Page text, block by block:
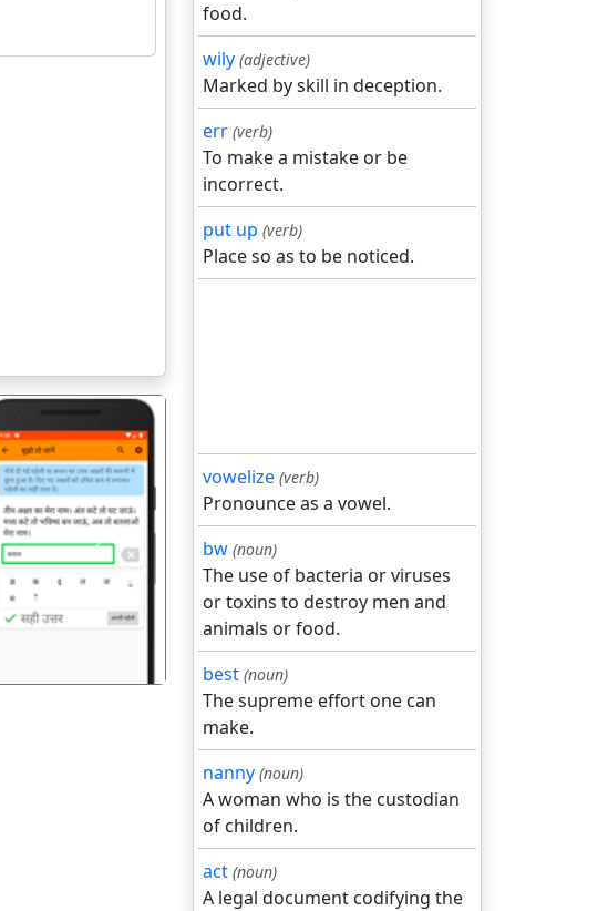
अगला
food.
wily (adjective)
Marked by skill in deception.
err (verb)
To make a mistake or be
incorrect.
put up (verb)
Place so as to be noticed.
vowelize (verb)
Pronounce as a vowel.
bw (noun)
The use of bacteria or viruses
or toxins to destroy men and
animals or food.
best (noun)
The supreme effort one can
make.
nanny (noun)
A woman who is the custodian
of children.
act (noun)
A legal document codifying the